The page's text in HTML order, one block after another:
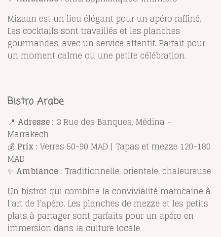
Mizaan est un lieu élégant pour un apéro raffiné.
Les cocktails sont travaillés et les planches
gourmandes, avec un service attentif. Parfait pour
un moment calme ou une petite célébration.
Bistro Arabe
📍 Adresse : 3 Rue des Banques, Médina –
Marrakech
💰 Prix : Verres 50-90 MAD | Tapas et mezze 120-180
MAD
✨ Ambiance : Traditionnelle, orientale, chaleureuse
Un bistrot qui combine la convivialité marocaine à
l’art de l’apéro. Les planches de mezze et les petits
plats à partager sont parfaits pour un apéro en
immersion dans la culture locale.